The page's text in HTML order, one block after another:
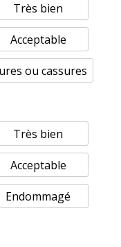
Très bien
Acceptable
ou cassures
Très bien
Acceptable
Endommagé